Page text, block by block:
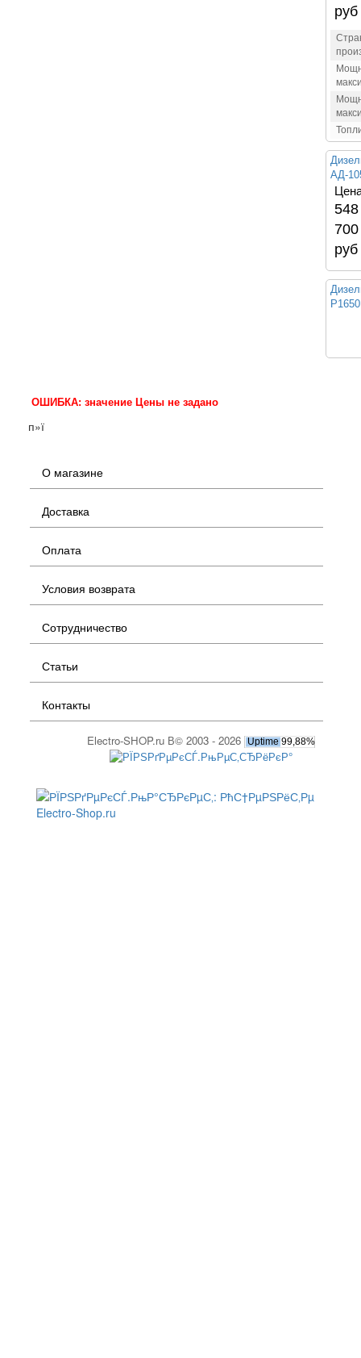
руб
АД-
548
700
руб
ОШИБКА: значение Цены не задано
п»ї
О магазине
Доставка
Оплата
Условия возврата
Сотрудничество
Статьи
Контакты
Electro-SHOP.ru В© 2003 - 2026